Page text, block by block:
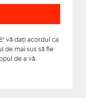
vă daţi acordul ca
mai sus să fie
de a vă